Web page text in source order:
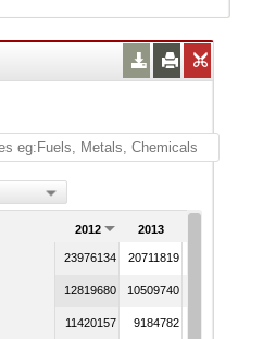
2012 2013
23976134 20711819
12819680 10509740
11420157 9184782